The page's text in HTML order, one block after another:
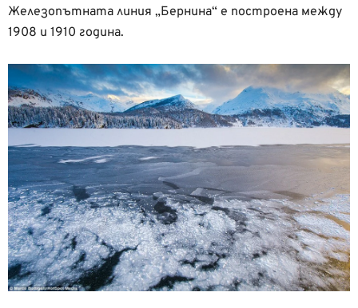
Железопътната линия „Бернина“ е построена между
1908 и 1910 година.